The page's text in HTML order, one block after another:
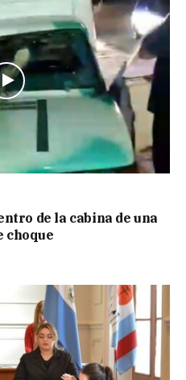
de la cabina de una
choque